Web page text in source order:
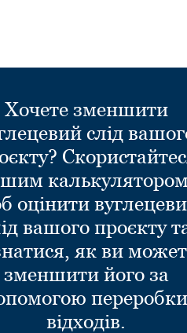
Хочете зменшити
слід
оцінити
вашого проєкту
як ви
зменшити його за
переробки
відходів.